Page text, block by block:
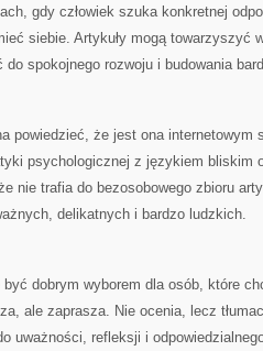
gdy człowiek szuka konkretnej
siebie. Artykuły mogą towarzyszyć
spokojnego rozwoju i budowania
powiedzieć, że jest ona internetowym
psychologicznej z językiem bliskim
nie trafia do bezosobowego zbioru
delikatnych i bardzo ludzkich.
dobrym wyborem dla osób, które
ale zaprasza. Nie ocenia, lecz
uważności, refleksji i